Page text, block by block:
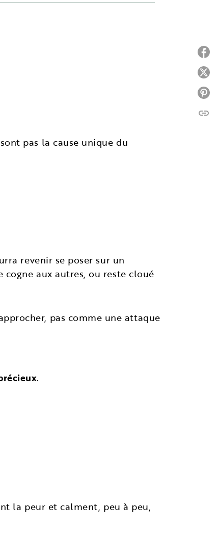
pas la cause unique du
revenir se poser sur un
cogne aux autres, ou reste cloué
pas comme une attaque
.
la peur et calment, peu à peu,
link